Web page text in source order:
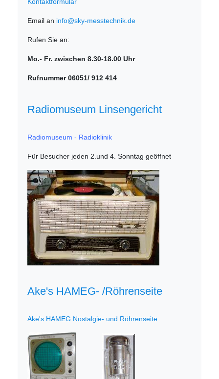
Email an info@sky-messtechnik.de
Rufen Sie an:
Mo.- Fr. zwischen 8.30-18.00 Uhr
Rufnummer 06051/ 912 414
Radiomuseum Linsengericht
Radiomuseum - Radioklinik
Für Besucher jeden 2.und 4. Sonntag geöffnet
Ake's HAMEG- /Röhrenseite
Ake's HAMEG Nostalgie- und Röhrenseite